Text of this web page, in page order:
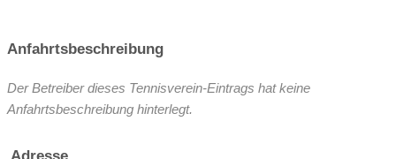
Anfahrtsbeschreibung
Der Betreiber dieses Tennisverein-Eintrags hat keine
Anfahrtsbeschreibung hinterlegt.
Adresse